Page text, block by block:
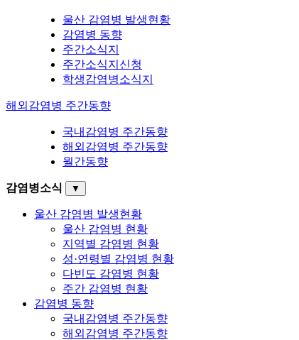
울산 감염병 발생현황
감염병 동향
주간소식지
주간소식지신청
학생감염병소식지
해외감염병 주간동향
국내감염병 주간동향
해외감염병 주간동향
월간동향
감염병소식 ▼
울산 감염병 발생현황
울산 감염병 현황
지역별 감염병 현황
성·연령별 감염병 현황
다빈도 감염병 현황
주간 감염병 현황
감염병 동향
국내감염병 주간동향
해외감염병 주간동향